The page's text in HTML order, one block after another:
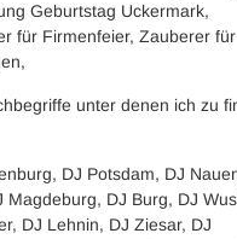
Geburtstag Uckermark,
für Firmenfeier, Zauberer für
unter denen ich zu
DJ Potsdam, DJ
Magdeburg, DJ Burg, DJ
DJ Lehnin, DJ Ziesar, DJ